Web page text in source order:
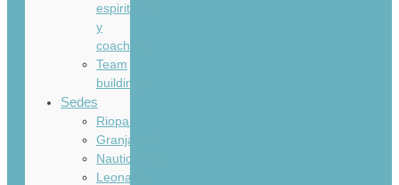
espirituales
y
coaching
Team
buildings
Sedes
Riopar
Granjapark
Nauticcamp
Leonardo